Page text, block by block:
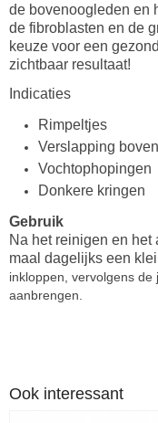
de bovenoogleden en
de fibroblasten en de
keuze voor een
zichtbaar resultaat!
Indicaties
Rimpeltjes
Verslapping
Vochtophopingen
Donkere kringen
Gebruik
Na het reinigen en het
maal dagelijks een
inkloppen, vervolgens
aanbrengen.
Ook interessant